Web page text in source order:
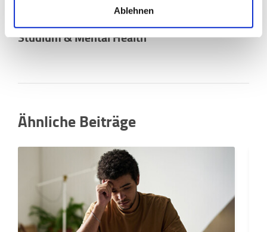
Ablehnen
Studium & Mental Health
Ähnliche Beiträge